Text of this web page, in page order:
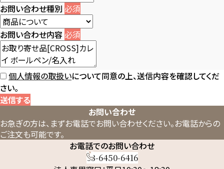
お問い合わせ種別 必須
お問い合わせ内容 必須
個人情報の取扱いについて同意の上、送信内容を確認してくだ
さい。
送信する
お問い合わせ
お急ぎの方は、まずお電話でお問い合わせください。お電話からの
ご注文も可能です。
お電話でのお問い合わせ
03-6450-6416